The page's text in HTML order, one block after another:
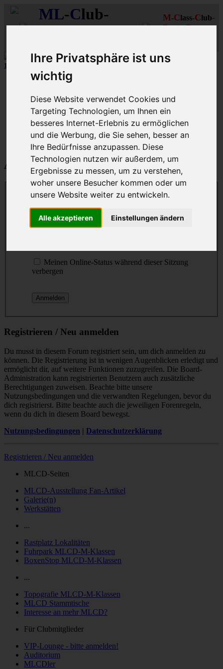
Ihre Privatsphäre ist uns
wichtig
Diese Website verwendet Cookies und
Targeting Technologien, um Ihnen ein
besseres Internet-Erlebnis zu ermöglichen
und die Werbung, die Sie sehen, besser an
Ihre Bedürfnisse anzupassen. Diese
Technologien nutzen wir außerdem, um
Ergebnisse zu messen, um zu verstehen,
woher unsere Besucher kommen oder um
unsere Website weiter zu entwickeln.
Alle akzeptieren Einstellungen ändern
ML-Club-
M-Class-Club-
Rhein-Ruhr
12 aus mehr als 170 Schwarzfahrer
Schnellzugriff
Ungelesene
MLCD-Ausstellung
Forennutzer
FAQ
MLCD-Seiten MLCD-Foren-Übersicht
Anmelden
Benutzername:
Passwort:
Meinen Online-Status während dieser Sitzung
verbergen
Registrieren / Neu anmelden
Du musst in diesem Forum registriert sein, um dich anmelden zu
können. Die Registrierung ist in wenigen Augenblicken erledigt und
ermöglicht dir, auf weitere Funktionen zuzugreifen. Die Board-
Administration kann registrierten Benutzern auch zusätzliche
Berechtigungen zuweisen. Beachte bitte unsere
Nutzungsbedingungen und die verwandten Regelungen, bevor du
dich registrierst. Bitte beachte auch die jeweiligen Forenregeln,
wenn du dich in diesem Board bewegst.
Nutzungsbedingungen | Datenschutzerklärung
Registrieren / Neu anmelden
MLCD-Seiten
MLCD-Ausstellung Fan-Artikel
Galerie(n)
Werkstätten
...
Rastplatz Lokalitäten
Fuhrpark MLCD-M-Klassen
BoxenStop MLCD-M-Klassen
...
Topografie MLCD-M-Klassen
MLCD Stammtische
Interesse an mehr MLCD?
Für Clubmitglieder
VIP-Lounge - bitte anmelden!
Auditorium
MLCDler